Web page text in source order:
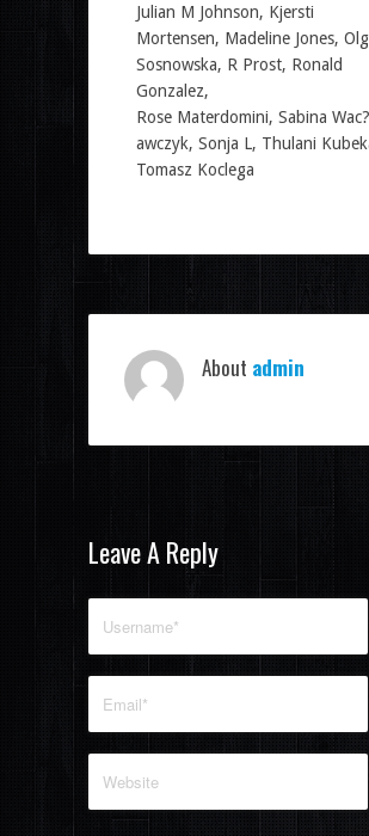
Julian M Johnson, Kjersti
Mortensen, Madeline Jones,
Sosnowska, R Prost, Ronald
Gonzalez,
Rose Materdomini, Sabina Wac?
awczyk, Sonja L, Thulani
Tomasz Koclega
About admin
Leave A Reply